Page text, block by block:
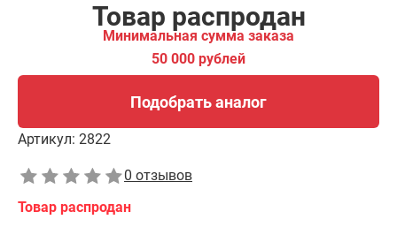
Товар распродан
Минимальная сумма заказа
50 000 рублей
Подобрать аналог
Артикул: 2822
0 отзывов
Товар распродан